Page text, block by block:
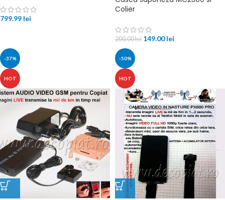
799.99 lei
Colier
200.00lei 149.00lei
-37%
HOT
-50%
HOT